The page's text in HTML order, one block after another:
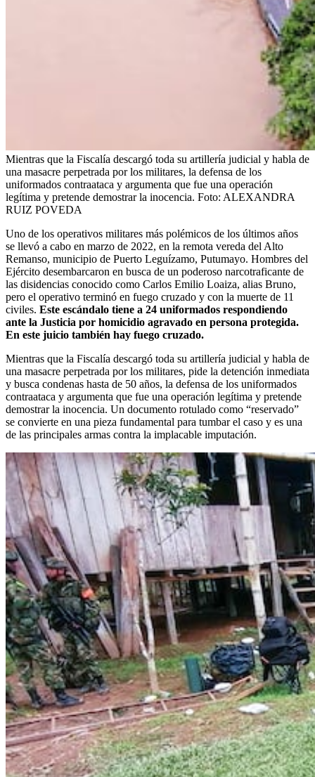
Mientras que la Fiscalía descargó toda su artillería judicial y habla de
una masacre perpetrada por los militares, la defensa de los
uniformados contraataca y argumenta que fue una operación
legítima y pretende demostrar la inocencia. Foto: ALEXANDRA
RUIZ POVEDA
Uno de los operativos militares más polémicos de los últimos años
se llevó a cabo en marzo de 2022, en la remota vereda del Alto
Remanso, municipio de Puerto Leguízamo, Putumayo. Hombres del
Ejército desembarcaron en busca de un poderoso narcotraficante de
las disidencias conocido como Carlos Emilio Loaiza, alias Bruno,
pero el operativo terminó en fuego cruzado y con la muerte de 11
civiles. Este escándalo tiene a 24 uniformados respondiendo
ante la Justicia por homicidio agravado en persona protegida.
En este juicio también hay fuego cruzado.
Mientras que la Fiscalía descargó toda su artillería judicial y habla de
una masacre perpetrada por los militares, pide la detención inmediata
y busca condenas hasta de 50 años, la defensa de los uniformados
contraataca y argumenta que fue una operación legítima y pretende
demostrar la inocencia. Un documento rotulado como “reservado”
se convierte en una pieza fundamental para tumbar el caso y es una
de las principales armas contra la implacable imputación.